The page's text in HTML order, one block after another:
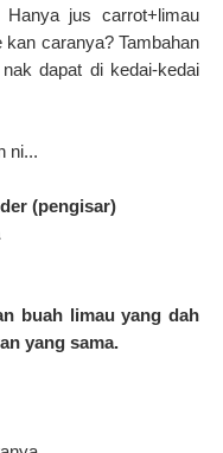
jus carrot+limau
caranya? Tambahan
dapat di kedai-kedai
ni...
(pengisar)
buah limau yang dah
yang sama.